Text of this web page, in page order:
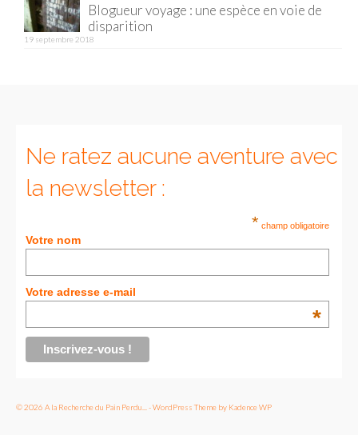
Blogueur voyage : une espèce en voie de
disparition
19 septembre 2018
Ne ratez aucune aventure avec
la newsletter :
* champ obligatoire
Votre nom
Votre adresse e-mail
*
© 2026 A la Recherche du Pain Perdu... - WordPress Theme by Kadence WP